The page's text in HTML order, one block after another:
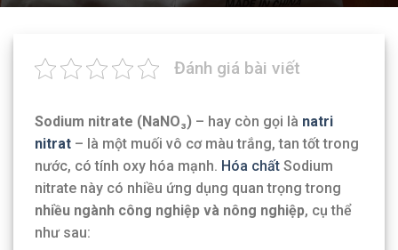
Đánh giá bài viết
Sodium nitrate (NaNO₃) – hay còn gọi là natri
nitrat – là một muối vô cơ màu trắng, tan tốt trong
nước, có tính oxy hóa mạnh. Hóa chất Sodium
nitrate này có nhiều ứng dụng quan trọng trong
nhiều ngành công nghiệp và nông nghiệp, cụ thể
như sau: